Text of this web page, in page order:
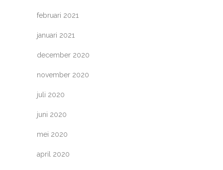
februari 2021
januari 2021
december 2020
november 2020
juli 2020
juni 2020
mei 2020
april 2020